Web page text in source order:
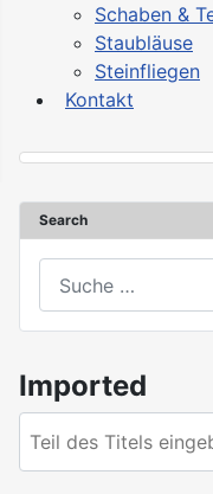
Schaben &
Staubläuse
Steinfliegen
Kontakt
Search
Imported